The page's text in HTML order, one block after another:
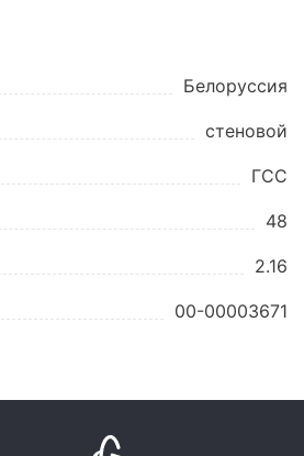
Белоруссия
стеновой
ГСС
48
2.16
00-00003671